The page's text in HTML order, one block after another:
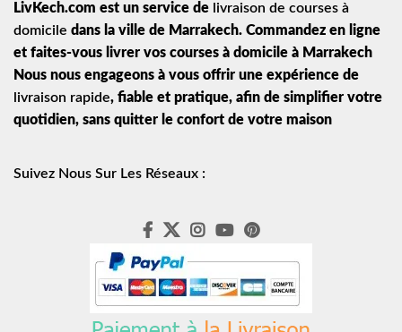
LivKech.com est un service de livraison de courses à
domicile dans la ville de Marrakech. Commandez en ligne
et faites-vous livrer vos courses à domicile à Marrakech
Nous nous engageons à vous offrir une expérience de
livraison rapide, fiable et pratique, afin de simplifier votre
quotidien, sans quitter le confort de votre maison
Suivez Nous Sur Les Réseaux :